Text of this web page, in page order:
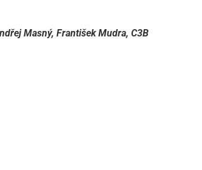
Masný, František Mudra, C3B